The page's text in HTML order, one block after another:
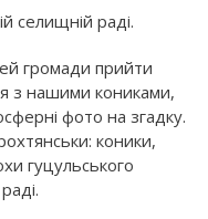
селищній раді.
громади прийти
з нашими кониками,
фото на згадку.
коники,
гуцульського